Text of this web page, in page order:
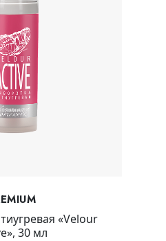
«Velour
30 мл